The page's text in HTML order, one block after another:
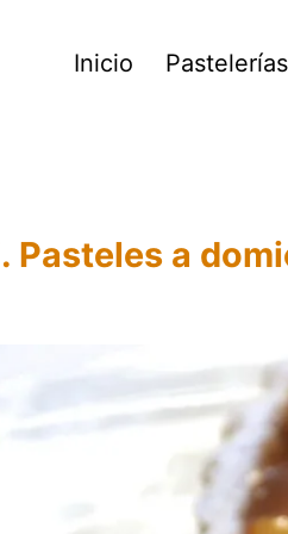
Inicio Pastelerías
Pasteles a